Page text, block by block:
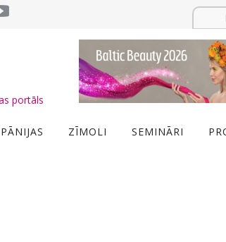
portāls
ZĪMOLI SEMINĀRI